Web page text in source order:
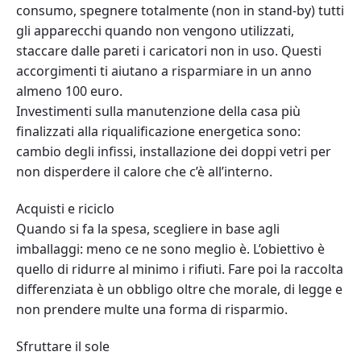
consumo, spegnere totalmente (non in stand-by) tutti
gli apparecchi quando non vengono utilizzati,
staccare dalle pareti i caricatori non in uso. Questi
accorgimenti ti aiutano a risparmiare in un anno
almeno 100 euro.
Investimenti sulla manutenzione della casa più
finalizzati alla riqualificazione energetica sono:
cambio degli infissi, installazione dei doppi vetri per
non disperdere il calore che c’è all’interno.
Acquisti e riciclo
Quando si fa la spesa, scegliere in base agli
imballaggi: meno ce ne sono meglio è. L’obiettivo è
quello di ridurre al minimo i rifiuti. Fare poi la raccolta
differenziata è un obbligo oltre che morale, di legge e
non prendere multe una forma di risparmio.
Sfruttare il sole